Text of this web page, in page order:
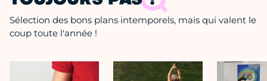
Sélection des bons plans intemporels, mais qui valent le
coup toute l'année !